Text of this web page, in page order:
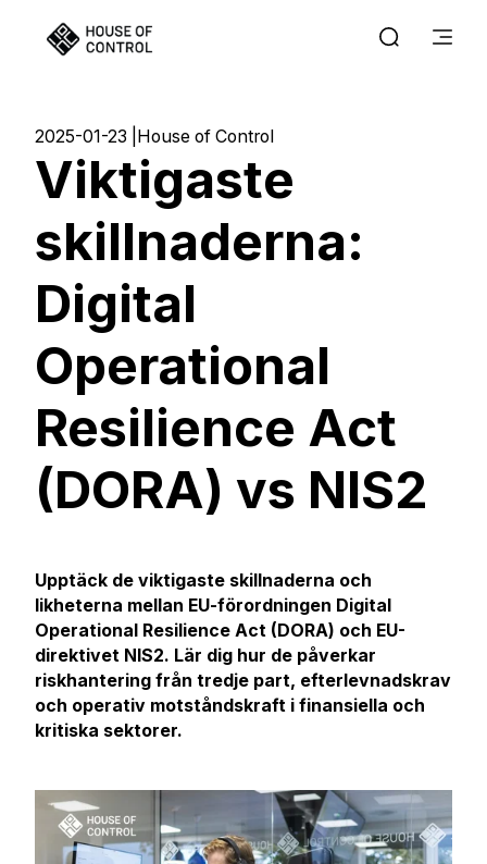
2025-01-23 House of Control
Viktigaste
skillnaderna:
Digital
Operational
Resilience Act
(DORA) vs NIS2
Upptäck de viktigaste skillnaderna och
likheterna mellan EU-förordningen Digital
Operational Resilience Act (DORA) och EU-
direktivet NIS2. Lär dig hur de påverkar
riskhantering från tredje part, efterlevnadskrav
och operativ motståndskraft i finansiella och
kritiska sektorer.